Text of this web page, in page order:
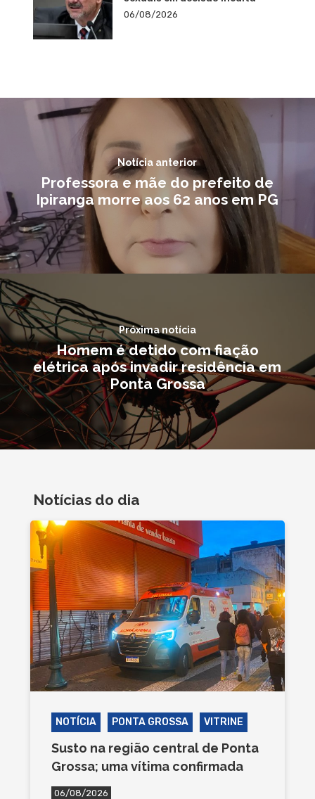
06/08/2026
Notícia anterior
Professora e mãe do prefeito de
Ipiranga morre aos 62 anos em PG
Próxima notícia
Homem é detido com fiação
elétrica após invadir residência em
Ponta Grossa
Notícias do dia
NOTÍCIA PONTA GROSSA VITRINE
Susto na região central de Ponta
Grossa; uma vítima confirmada
06/08/2026